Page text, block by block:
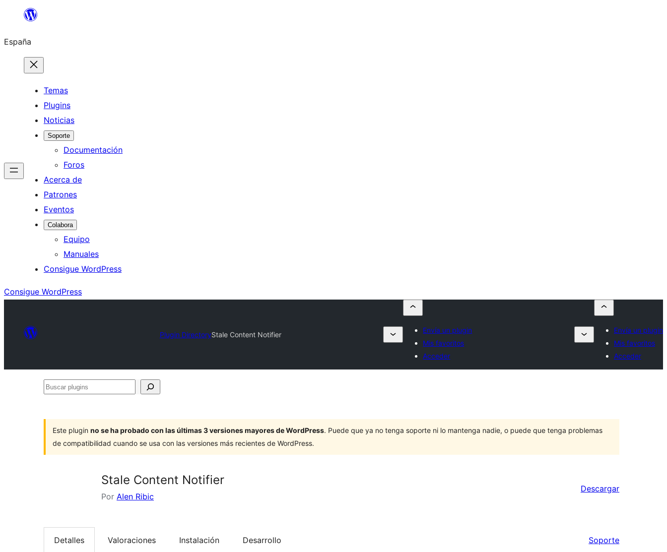
Saltar
contenido
España
Temas
Plugins
Noticias
Soporte
Documentación
Foros
Acerca de
Patrones
Eventos
Colabora
Equipo
Manuales
Consigue WordPress
Consigue WordPress
Plugin DirectoryStale Content Notifier
Envía un plugin
Mis favoritos
Acceder
Envía un plugin
Mis favoritos
Acceder
Buscar
Este plugin no se ha probado con las últimas 3 versiones mayores de WordPress. Puede que ya no tenga soporte ni lo mantenga nadie, o puede que tenga problemas
de compatibilidad cuando se usa con las versiones más recientes de WordPress.
Stale Content Notifier
Por Alen Ribic
Descargar
Detalles Valoraciones Instalación Desarrollo Soporte